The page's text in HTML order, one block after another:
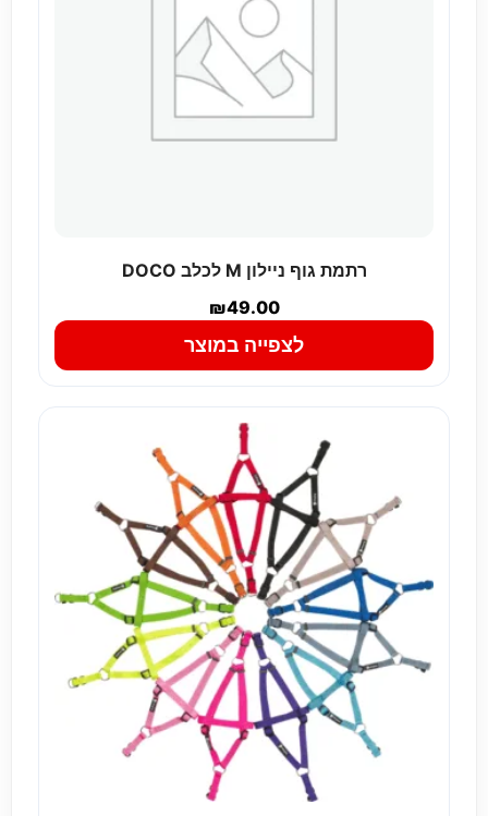
רתמת גוף ניילון M לכלב DOCO
₪49.00
לצפייה במוצר